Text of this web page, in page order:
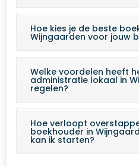
Hoe kies je de beste
Wijngaarden voor jouw
Welke voordelen heeft
administratie lokaal in
regelen?
Hoe verloopt
boekhouder in
kan ik starten?